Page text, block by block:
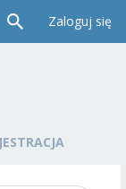
Zaloguj się